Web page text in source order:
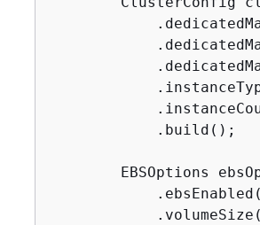
            .build();
EBSOptions
            .ebsEnabled(
            .volumeSize(